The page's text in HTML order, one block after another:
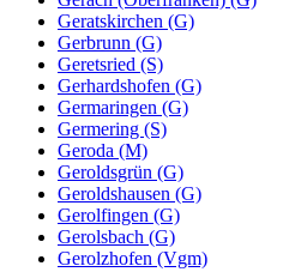
Geratskirchen (G)
Gerbrunn (G)
Geretsried (S)
Gerhardshofen (G)
Germaringen (G)
Germering (S)
Geroda (M)
Geroldsgrün (G)
Geroldshausen (G)
Gerolfingen (G)
Gerolsbach (G)
Gerolzhofen (Vgm)